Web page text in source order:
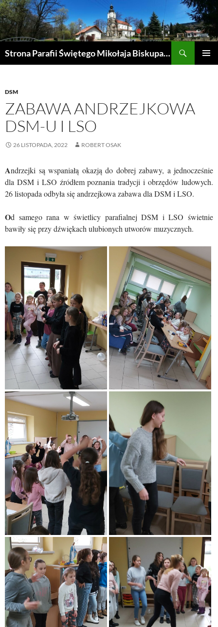
Przejdź
do
treści
Strona Parafii Świętego Mikołaja Biskupa w Żegocinie
DSM
ZABAWA ANDRZEJKOWA
DSM-U I LSO
26 LISTOPADA, 2022 ROBERT OSAK
Andrzejki są wspaniałą okazją do dobrej zabawy, a jednocześnie
dla DSM i LSO źródłem poznania tradycji i obrzędów ludowych.
26 listopada odbyła się andrzejkowa zabawa dla DSM i LSO.
Od samego rana w świetlicy parafialnej DSM i LSO świetnie
bawiły się przy dźwiękach ulubionych utworów muzycznych.